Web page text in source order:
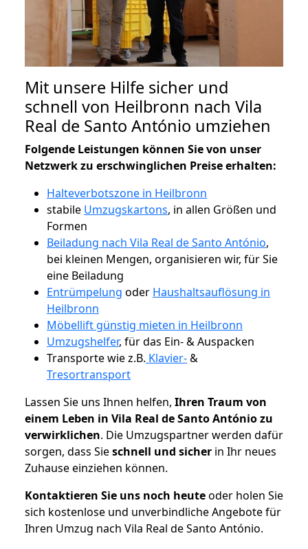
Mit unsere Hilfe sicher und
schnell von Heilbronn nach Vila
Real de Santo António umziehen
Folgende Leistungen können Sie von unser
Netzwerk zu erschwinglichen Preise erhalten:
Halteverbotszone in Heilbronn
stabile Umzugskartons, in allen Größen und
Formen
Beiladung nach Vila Real de Santo António,
bei kleinen Mengen, organisieren wir, für Sie
eine Beiladung
Entrümpelung oder Haushaltsauflösung in
Heilbronn
Möbellift günstig mieten in Heilbronn
Umzugshelfer, für das Ein- & Auspacken
Transporte wie z.B. Klavier-&
Tresortransport
Lassen Sie uns Ihnen helfen, Ihren Traum von
einem Leben in Vila Real de Santo António zu
verwirklichen. Die Umzugspartner werden dafür
sorgen, dass Sieschnell und sicher in Ihr neues
Zuhause einziehen können.
Kontaktieren Sie uns noch heuteoder holen Sie
sich kostenlose und unverbindliche Angebote für
Ihren Umzug nach Vila Real de Santo António.